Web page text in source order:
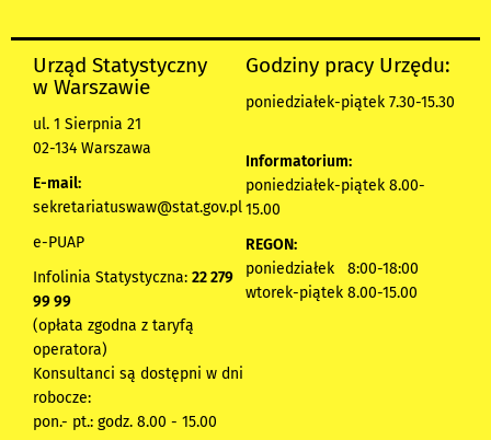
Urząd Statystyczny
w Warszawie
ul. 1 Sierpnia 21
02-134 Warszawa
E-mail:
sekretariatuswaw@stat.gov.pl
e-PUAP
Infolinia Statystyczna: 22 279
99 99
(opłata zgodna z taryfą
operatora)
Konsultanci są dostępni w dni
robocze:
pon.- pt.: godz. 8.00 - 15.00
Godziny pracy Urzędu:
poniedziałek-piątek 7.30-15.30
Informatorium:
poniedziałek-piątek 8.00-
15.00
REGON:
poniedziałek 8:00-18:00
wtorek-piątek 8.00-15.00